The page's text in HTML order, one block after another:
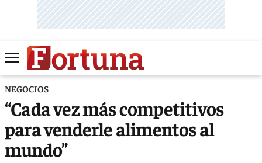
NEGOCIOS
“Cada vez más competitivos
para venderle alimentos al
mundo”